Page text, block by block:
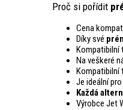
Proč si pořídit
Cena
Díky své
Kompatibilní
Na veškeré
Kompatibilní
Je ideální pro
Každá
Výrobce Jet